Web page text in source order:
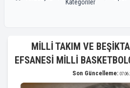
Kategoriler
MİLLİ TAKIM VE
EFSANESİ MİLLİ
Son Güncelleme: